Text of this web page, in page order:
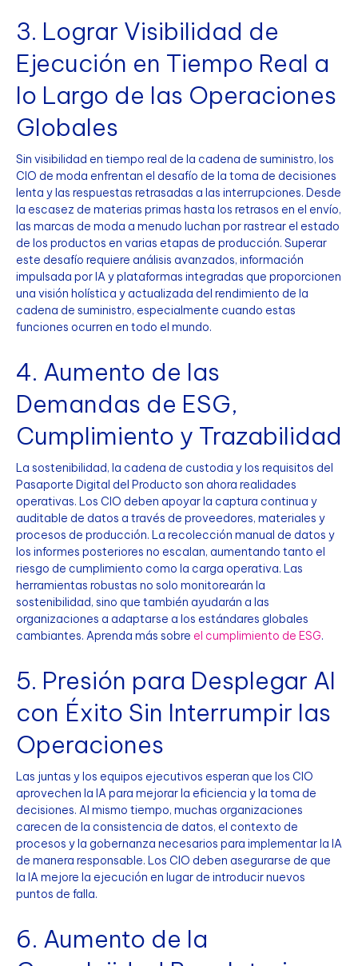
3. Lograr Visibilidad de
Ejecución en Tiempo Real a
lo Largo de las Operaciones
Globales
Sin visibilidad en tiempo real de la cadena de suministro, los
CIO de moda enfrentan el desafío de la toma de decisiones
lenta y las respuestas retrasadas a las interrupciones. Desde
la escasez de materias primas hasta los retrasos en el envío,
las marcas de moda a menudo luchan por rastrear el estado
de los productos en varias etapas de producción. Superar
este desafío requiere análisis avanzados, información
impulsada por IA y plataformas integradas que proporcionen
una visión holística y actualizada del rendimiento de la
cadena de suministro, especialmente cuando estas
funciones ocurren en todo el mundo.
4. Aumento de las
Demandas de ESG,
Cumplimiento y Trazabilidad
La sostenibilidad, la cadena de custodia y los requisitos del
Pasaporte Digital del Producto son ahora realidades
operativas. Los CIO deben apoyar la captura continua y
auditable de datos a través de proveedores, materiales y
procesos de producción. La recolección manual de datos y
los informes posteriores no escalan, aumentando tanto el
riesgo de cumplimiento como la carga operativa. Las
herramientas robustas no solo monitorearán la
sostenibilidad, sino que también ayudarán a las
organizaciones a adaptarse a los estándares globales
cambiantes. Aprenda más sobre el cumplimiento de ESG.
5. Presión para Desplegar AI
con Éxito Sin Interrumpir las
Operaciones
Las juntas y los equipos ejecutivos esperan que los CIO
aprovechen la IA para mejorar la eficiencia y la toma de
decisiones. Al mismo tiempo, muchas organizaciones
carecen de la consistencia de datos, el contexto de
procesos y la gobernanza necesarios para implementar la IA
de manera responsable. Los CIO deben asegurarse de que
la IA mejore la ejecución en lugar de introducir nuevos
puntos de falla.
6. Aumento de la